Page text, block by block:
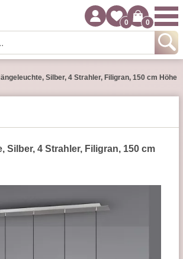
0 0
Silber, 4 Strahler, Filigran, 150 cm Höhe
Silber, 4 Strahler, Filigran, 150 cm